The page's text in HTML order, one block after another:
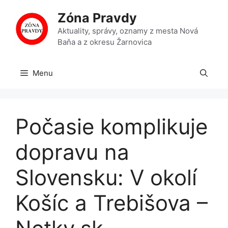
obsah
Zóna Pravdy
Aktuality, správy, oznamy z mesta Nová
Baňa a z okresu Žarnovica
Menu
Počasie komplikuje
dopravu na
Slovensku: V okolí
Košíc a Trebišova –